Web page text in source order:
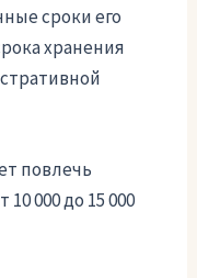
сроки его
хранения
повлечь
000 до 15 000